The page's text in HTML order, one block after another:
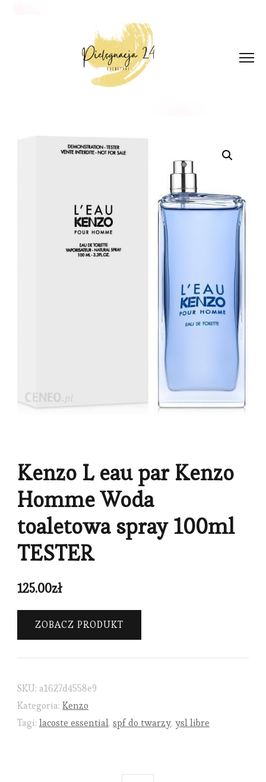
Kenzo L eau par Kenzo
Homme Woda
toaletowa spray 100ml
TESTER
125.00zł
ZOBACZ PRODUKT
SKU: a1627d4558e9
Kategoria: Kenzo
Tagi: lacoste essential, spf do twarzy, ysl libre